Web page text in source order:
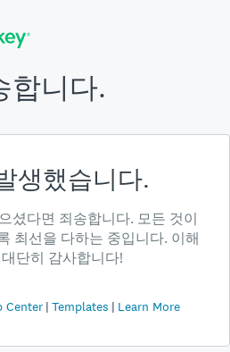
합니다.
생했습니다.
셨다면 죄송합니다. 모든 것이
최선을 다하는 중입니다. 이해
단히 감사합니다!
Center Templates Learn More